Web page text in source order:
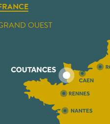
OUEST